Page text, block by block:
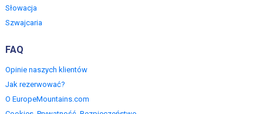
Słowacja
Szwajcaria
FAQ
Opinie naszych klientów
Jak rezerwować?
O EuropeMountains.com